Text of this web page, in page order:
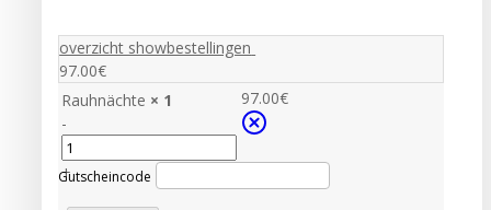
overzicht showbestellingen
97.00€
Rauhnächte × 1
-
+
97.00€
Gutscheincode